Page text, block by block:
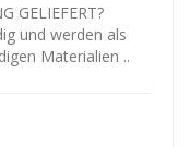
GELIEFERT?
und werden als
Materialien ..